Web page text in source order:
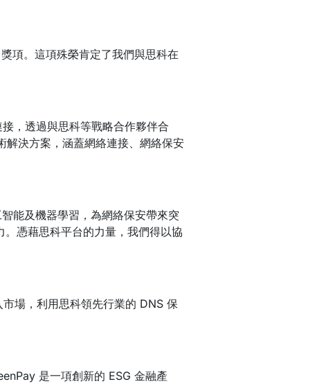
項。這項殊榮肯定了我們與思科在
，透過與思科等戰略合作夥伴合
解決方案，涵蓋網絡連接、網絡保安
能及機器學習，為網絡保安帶來突
憑藉思科平台的力量，我們得以協
場，利用思科領先行業的 DNS 保
是一項創新的 ESG 金融產